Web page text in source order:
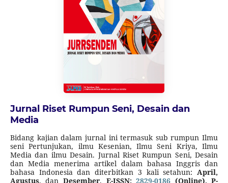
Jurnal Riset Rumpun Seni, Desain dan
Media
Bidang kajian dalam jurnal ini termasuk sub rumpun Ilmu
seni Pertunjukan, ilmu Kesenian, Ilmu Seni Kriya, Ilmu
Media dan ilmu Desain. Jurnal Riset Rumpun Seni, Desain
dan Media menerima artikel dalam bahasa Inggris dan
bahasa Indonesia dan diterbitkan 3 kali setahun:April,
Agustus, dan Desember. E-ISSN:2829-0186 (Online), P-